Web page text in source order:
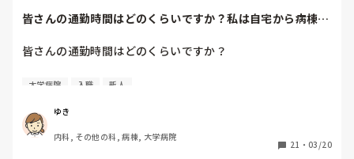
皆さんの通勤時間はどのくらいですか？私は自宅から病棟ま
皆さんの通勤時間はどのくらいですか？
私は自宅から病棟まで、着替え込みで1時間半くらいです。
４月から新人看護師として入職しますが、周りの友人はみん
な寮か、30分ほどの通勤時間なので、一般的な平均が知りた
大学病院 入職 新人
ゆき
内科, その他の科, 病棟, 大学病院
21 ・ 03/20